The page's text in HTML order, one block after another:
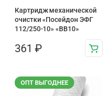
Картридж механической
очистки «Посейдон ЭФГ
112/250-10» «ВВ10»
361 ₽
ОПТ ВЫГОДНЕЕ